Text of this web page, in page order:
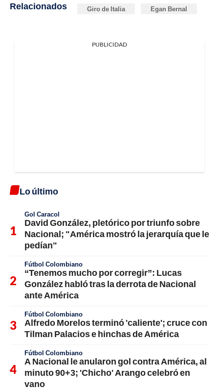
Relacionados Giro de Italia Egan Bernal
PUBLICIDAD
Lo último
Gol Caracol
David González, pletórico por triunfo sobre
Nacional; "América mostró la jerarquía que le
pedían"
Fútbol Colombiano
“Tenemos mucho por corregir”: Lucas
González habló tras la derrota de Nacional
ante América
Fútbol Colombiano
Alfredo Morelos terminó 'caliente'; cruce con
Tilman Palacios e hinchas de América
Fútbol Colombiano
A Nacional le anularon gol contra América, al
minuto 90+3; 'Chicho' Arango celebró en
vano